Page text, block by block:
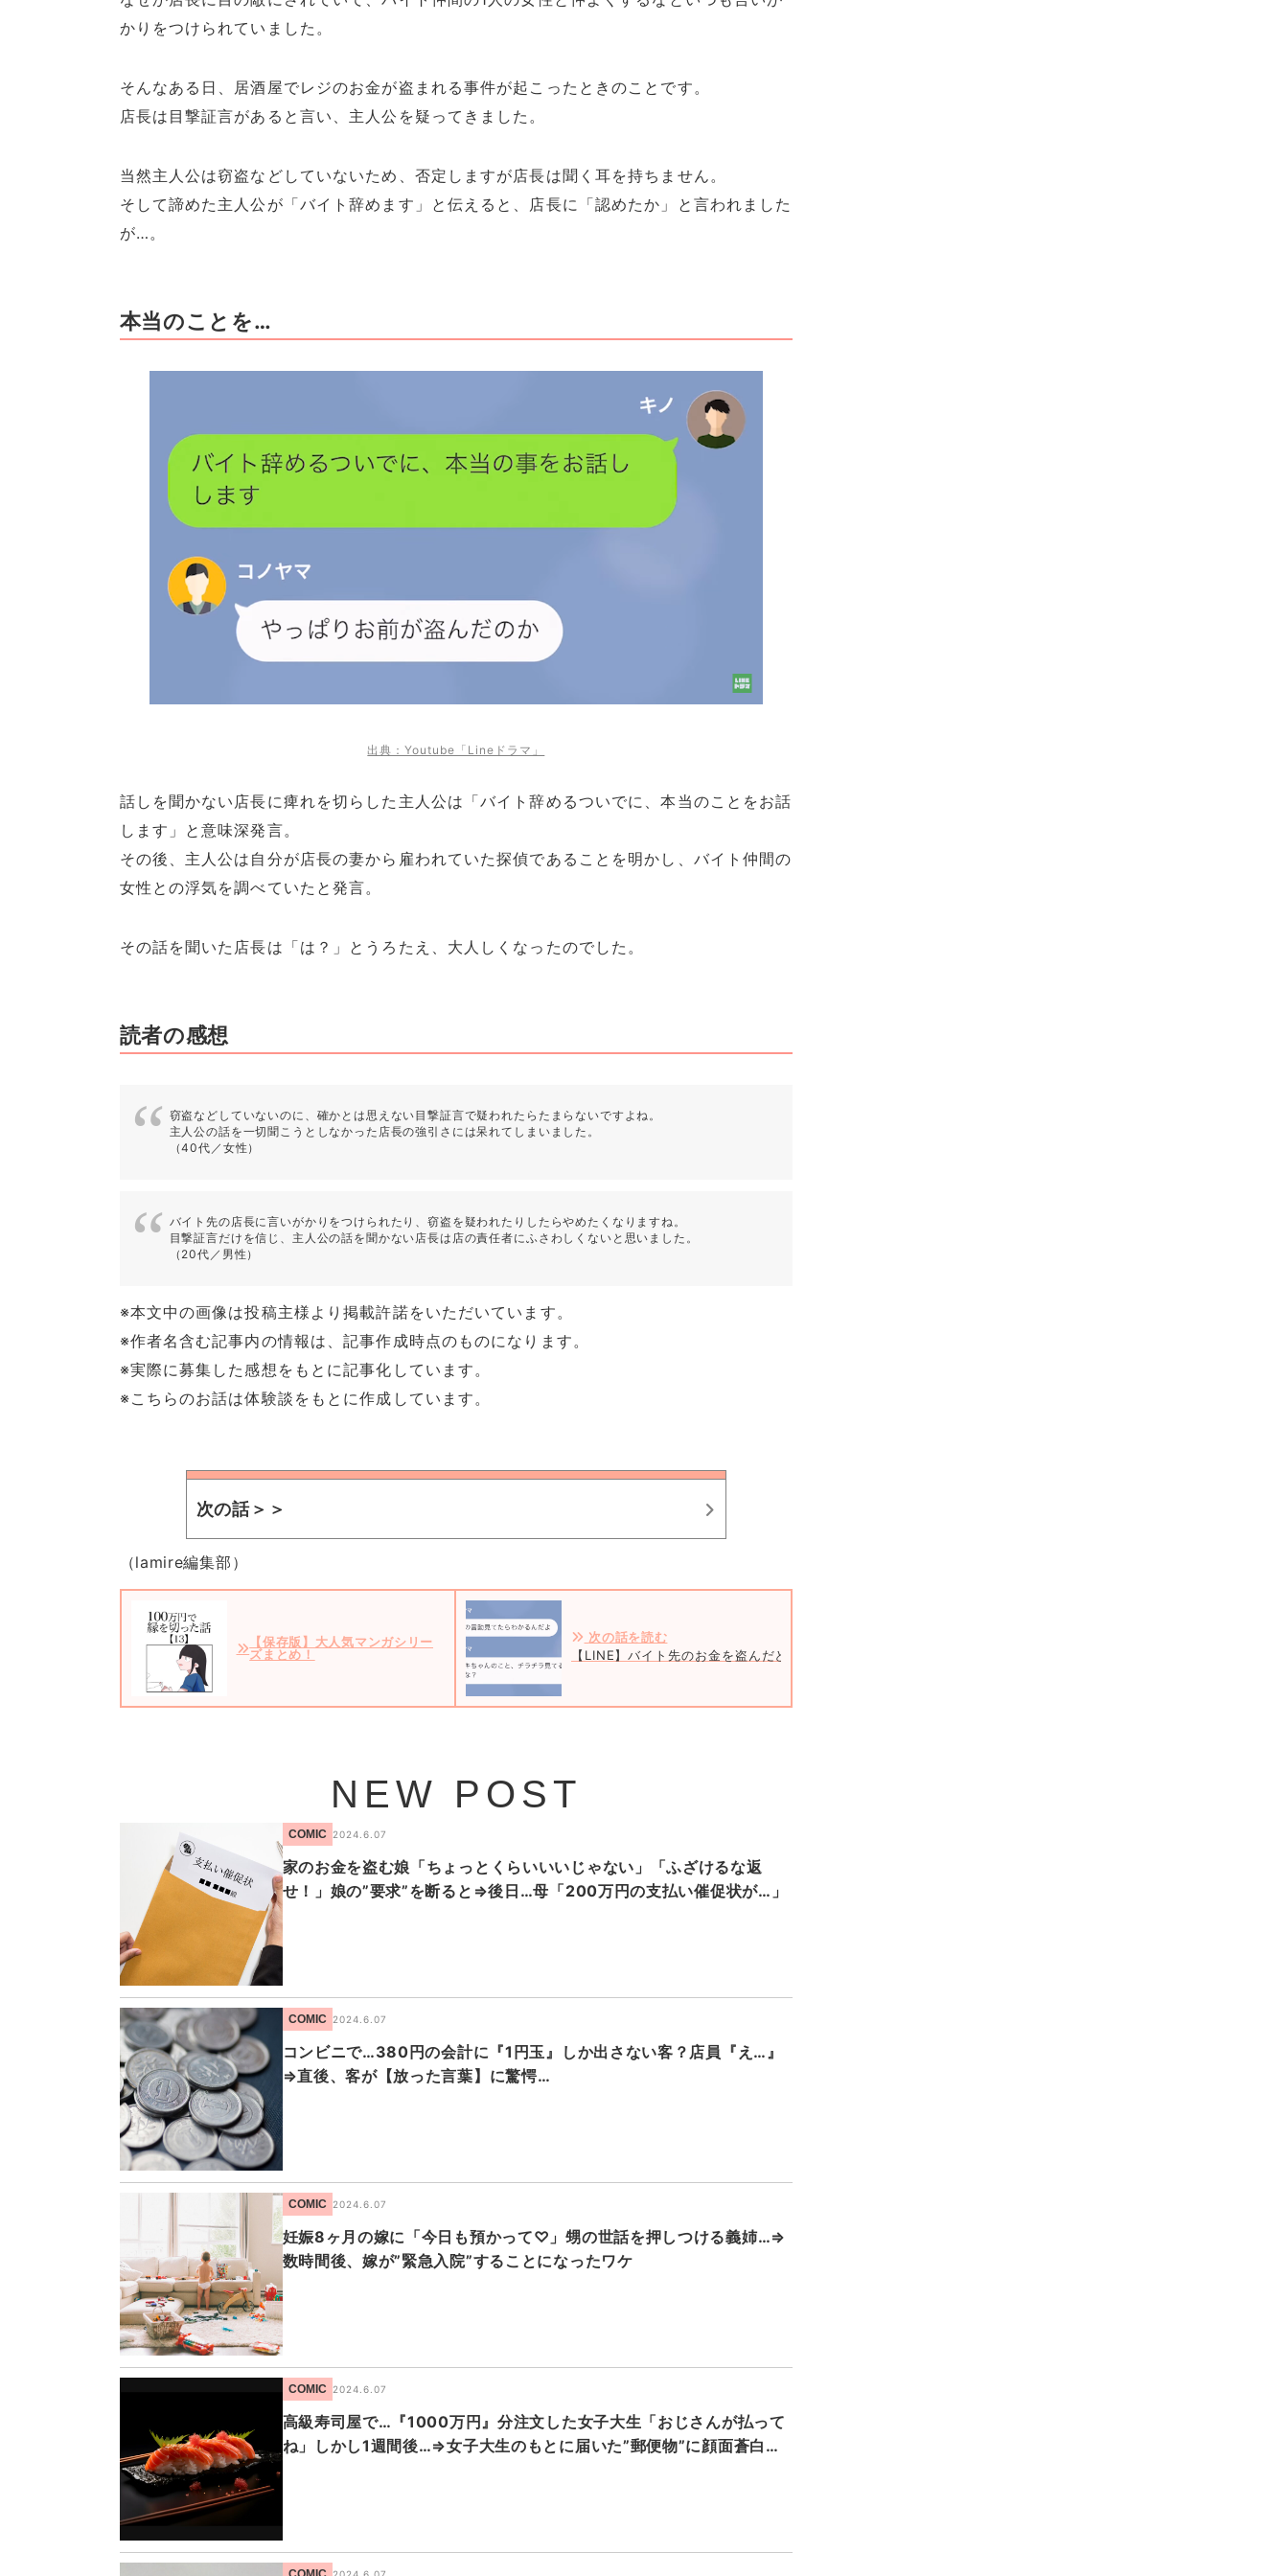
かりをつけられていました。
そんなある日、居酒屋でレジのお金が盗まれる事件が起こったときのことです。
店長は目撃証言があると言い、主人公を疑ってきました。
当然主人公は窃盗などしていないため、否定しますが店長は聞く耳を持ちません。
そして諦めた主人公が「バイト辞めます」と伝えると、店長に「認めたか」と言われました
が…。
本当のことを…
出典：Youtube「Lineドラマ」
話しを聞かない店長に痺れを切らした主人公は「バイト辞めるついでに、本当のことをお話
します」と意味深発言。
その後、主人公は自分が店長の妻から雇われていた探偵であることを明かし、バイト仲間の
女性との浮気を調べていたと発言。
その話を聞いた店長は「は？」とうろたえ、大人しくなったのでした。
読者の感想
窃盗などしていないのに、確かとは思えない目撃証言で疑われたらたまらないですよね。
主人公の話を一切聞こうとしなかった店長の強引さには呆れてしまいました。
（40代／女性）
バイト先の店長に言いがかりをつけられたり、窃盗を疑われたりしたらやめたくなりますね。
目撃証言だけを信じ、主人公の話を聞かない店長は店の責任者にふさわしくないと思いました。
（20代／男性）
※本文中の画像は投稿主様より掲載許諾をいただいています。
※作者名含む記事内の情報は、記事作成時点のものになります。
※実際に募集した感想をもとに記事化しています。
※こちらのお話は体験談をもとに作成しています。
次の話＞＞
（lamire編集部）
【保存版】大人気マンガシリー
ズまとめ！
次の話を読む
【LINE】バイト先のお金を盗んだと濡れ衣を着せられたので店長にすべてを暴露してやったら＃1
NEW POST
COMIC 2024.6.07
家のお金を盗む娘「ちょっとくらいいいじゃない」「ふざけるな返
せ！」娘の”要求”を断ると⇒後日…母「200万円の支払い催促状が…」
COMIC 2024.6.07
コンビニで…380円の会計に『1円玉』しか出さない客？店員『え…』
⇒直後、客が【放った言葉】に驚愕…
COMIC 2024.6.07
妊娠8ヶ月の嫁に「今日も預かって♡」甥の世話を押しつける義姉…⇒
数時間後、嫁が”緊急入院”することになったワケ
COMIC 2024.6.07
高級寿司屋で…『1000万円』分注文した女子大生「おじさんが払って
ね」しかし1週間後…⇒女子大生のもとに届いた”郵便物”に顔面蒼白…